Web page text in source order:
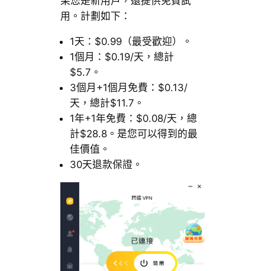
用。計劃如下：
1天：$0.99（最受歡迎）。
1個月：$0.19/天，總計
$5.7。
3個月+1個月免費：$0.13/
天，總計$11.7。
1年+1年免費：$0.08/天，總
計$28.8。是您可以得到的最
佳價值。
30天退款保證。